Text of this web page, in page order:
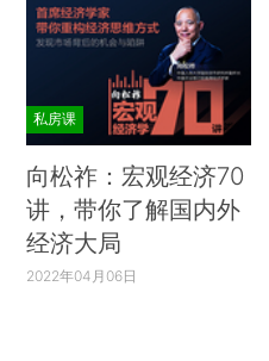
私房课
向松祚：宏观经济70
讲，带你了解国内外
经济大局
2022年04月06日